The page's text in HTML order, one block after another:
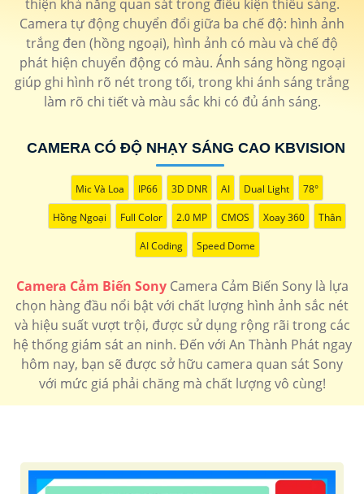
'
thiện khả năng quan sát trong điều kiện thiếu sáng.
Camera tự động chuyển đổi giữa ba chế độ: hình ảnh
trắng đen (hồng ngoại), hình ảnh có màu và chế độ
phát hiện chuyển động có màu. Ánh sáng hồng ngoại
giúp ghi hình rõ nét trong tối, trong khi ánh sáng trắng
làm rõ chi tiết và màu sắc khi có đủ ánh sáng.
CAMERA CÓ ĐỘ NHẠY SÁNG CAO KBVISION
Mic Và Loa IP66 3D DNR AI Dual Light 78°
Hồng Ngoại Full Color 2.0 MP CMOS Xoay 360 Thân
AI Coding Speed Dome
Camera Cảm Biến SonyCamera Cảm Biến Sony là lựa
chọn hàng đầu nổi bật với chất lượng hình ảnh sắc nét
và hiệu suất vượt trội, được sử dụng rộng rãi trong các
hệ thống giám sát an ninh. Đến với An Thành Phát ngay
hôm nay, bạn sẽ được sở hữu camera quan sát Sony
với mức giá phải chăng mà chất lượng vô cùng!